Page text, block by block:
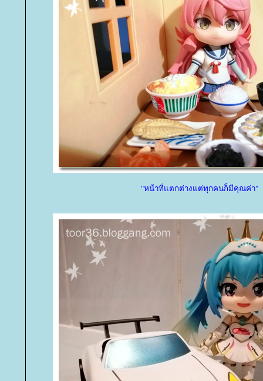
"หน้าที่แตกต่างแต่ทุกคนก็มีคุณค่า"